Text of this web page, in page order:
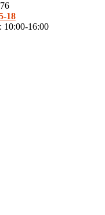
18
10:00-16:00